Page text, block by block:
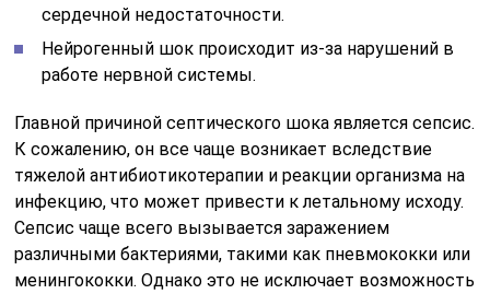
сердечной недостаточности.
Нейрогенный шок происходит из-за нарушений в
работе нервной системы.
Главной причиной септического шока является сепсис.
К сожалению, он все чаще возникает вследствие
тяжелой антибиотикотерапии и реакции организма на
инфекцию, что может привести к летальному исходу.
Сепсис чаще всего вызывается заражением
различными бактериями, такими как пневмококки или
менингококки. Однако это не исключает возможность